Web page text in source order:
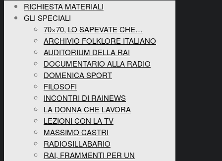
RICHIESTA MATERIALI
GLI SPECIALI
70×70, LO SAPEVATE CHE…
ARCHIVIO FOLKLORE ITALIANO
AUDITORIUM DELLA RAI
DOCUMENTARIO ALLA RADIO
DOMENICA SPORT
FILOSOFI
INCONTRI DI RAINEWS
LA DONNA CHE LAVORA
LEZIONI CON LA TV
MASSIMO CASTRI
RADIOSILLABARIO
RAI, FRAMMENTI PER UN